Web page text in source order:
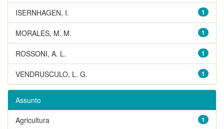
1
ISERNHAGEN, I.
1
MORALES, M. M.
1
ROSSONI, A. L.
1
VENDRUSCULO, L. G.
Assunto
1
Agricultura